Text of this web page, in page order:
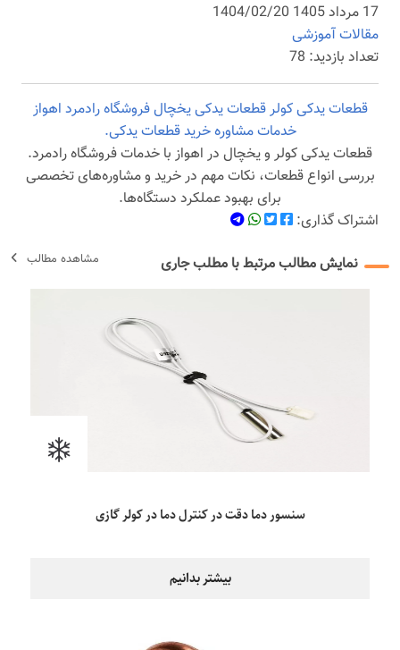
17 مرداد 1405 1404/02/20
مقالات آموزشی
تعداد بازدید: 78
قطعات یدکی کولرقطعات یدکی یخچالفروشگاه رادمرد اهواز
خدمات مشاورهخرید قطعات یدکی.
قطعات یدکی کولر و یخچال در اهواز با خدمات فروشگاه رادمرد.
بررسی انواع قطعات، نکات مهم در خرید و مشاوره‌های تخصصی
برای بهبود عملکرد دستگاه‌ها.
اشتراک گذاری:
نمایش مطالب مرتبط با مطلب جاری
مشاهده مطالب
سنسور دما دقت در کنترل دما در کولر گازی
بیشتر بدانیم